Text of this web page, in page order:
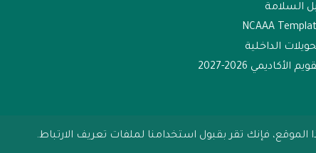
السلامة
NCAAA
الداخلية
الأكاديمي 2026-2027
فإنك تقر بقبول استخدامنا لملفات تعريف الارتباط.